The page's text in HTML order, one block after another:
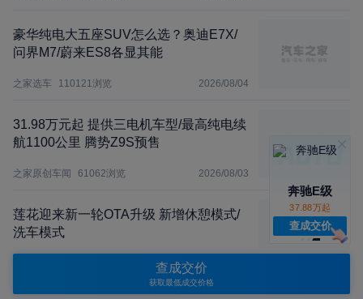
豪华纯电大五座SUV怎么选？奥迪E7X/
问界M7/蔚来ES8各显其能
之家选车 110121浏览 2026/08/04
31.98万元起 提供三电机车型/最高纯电续
航1100公里 腾势Z9S预售
之家原创车闻 61062浏览 2026/08/03
莲花迎来新一轮OTA升级 新增休憩模式/
洗车模式
2026/08/03
奔驰E级
37.88万起
查成交价
查成交价
获取最低成交价格